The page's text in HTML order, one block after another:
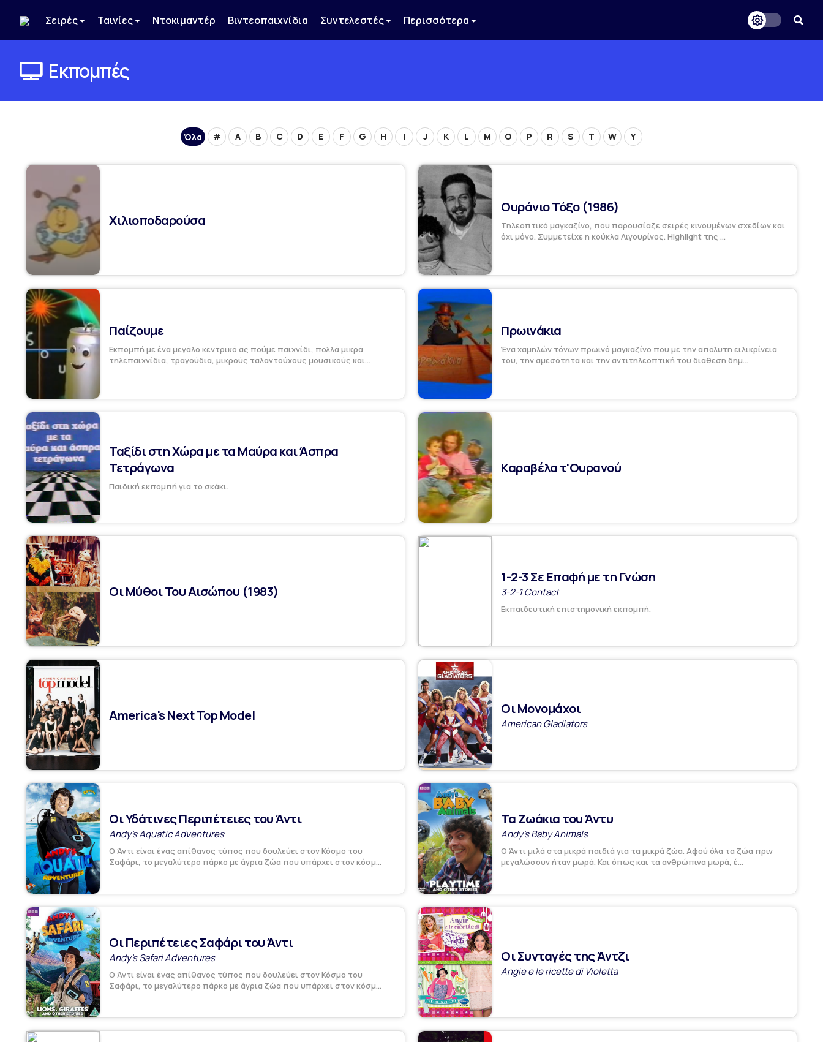
Σειρές Ταινίες Ντοκιμαντέρ Βιντεοπαιχνίδια Συντελεστές Περισσότερα
Εκπομπές
Όλα # A B C D E F G H I J K L M O P R S T W Y
Χιλιοποδαρούσα
Ουράνιο Τόξο (1986)
Τηλεοπτικό μαγκαζίνο, που παρουσίαζε σειρές κινουμένων σχεδίων και
όχι μόνο. Συμμετείχε η κούκλα Λιγουρίνος. Highlight της ...
Παίζουμε
Εκπομπή με ένα μεγάλο κεντρικό ας πούμε παιχνίδι, πολλά μικρά
τηλεπαιχνίδια, τραγούδια, μικρούς ταλαντούχους μουσικούς και...
Πρωινάκια
Ένα χαμηλών τόνων πρωινό μαγκαζίνο που με την απόλυτη ειλικρίνεια
του, την αμεσότητα και την αντιτηλεοπτική του διάθεση δημ...
Ταξίδι στη Χώρα με τα Mαύρα και Άσπρα
Τετράγωνα
Παιδική εκπομπή για το σκάκι.
Καραβέλα τ'Ουρανού
Οι Μύθοι Του Αισώπου (1983)
1-2-3 Σε Επαφή με τη Γνώση
3-2-1 Contact
Εκπαιδευτική επιστημονική εκπομπή.
America's Next Top Model Οι Μονομάχοι
American Gladiators
Οι Υδάτινες Περιπέτειες του Άντι
Andy's Aquatic Adventures
Ο Άντι είναι ένας απίθανος τύπος που δουλεύει στον Κόσμο του
Σαφάρι, το μεγαλύτερο πάρκο με άγρια ζώα που υπάρχει στον κόσμ...
Τα Ζωάκια του Άντυ
Andy's Baby Animals
Ο Άντι μιλά στα μικρά παιδιά για τα μικρά ζώα. Αφού όλα τα ζώα πριν
μεγαλώσουν ήταν μωρά. Και όπως και τα ανθρώπινα μωρά, έ...
Οι Περιπέτειες Σαφάρι του Άντι
Andy's Safari Adventures
Ο Άντι είναι ένας απίθανος τύπος που δουλεύει στον Κόσμο του
Σαφάρι, το μεγαλύτερο πάρκο με άγρια ζώα που υπάρχει στον κόσμ...
Οι Συνταγές της Άντζι
Angie e le ricette di Violetta